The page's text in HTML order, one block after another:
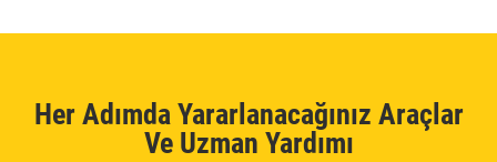
Her Adımda Yararlanacağınız Araçlar
Ve Uzman Yardımı